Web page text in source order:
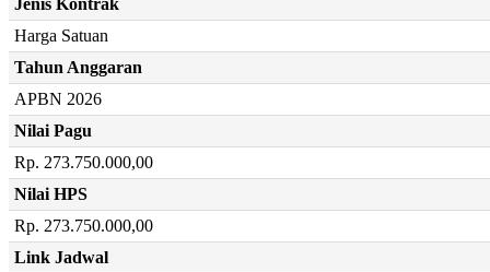
Harga Satuan
Tahun Anggaran
APBN 2026
Nilai Pagu
Rp. 273.750.000,00
Nilai HPS
Rp. 273.750.000,00
Link Jadwal